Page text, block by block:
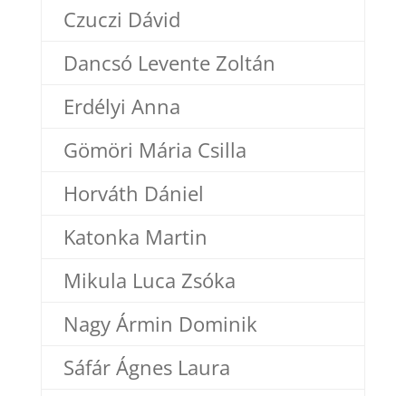
Czuczi Dávid
Dancsó Levente Zoltán
Erdélyi Anna
Gömöri Mária Csilla
Horváth Dániel
Katonka Martin
Mikula Luca Zsóka
Nagy Ármin Dominik
Sáfár Ágnes Laura